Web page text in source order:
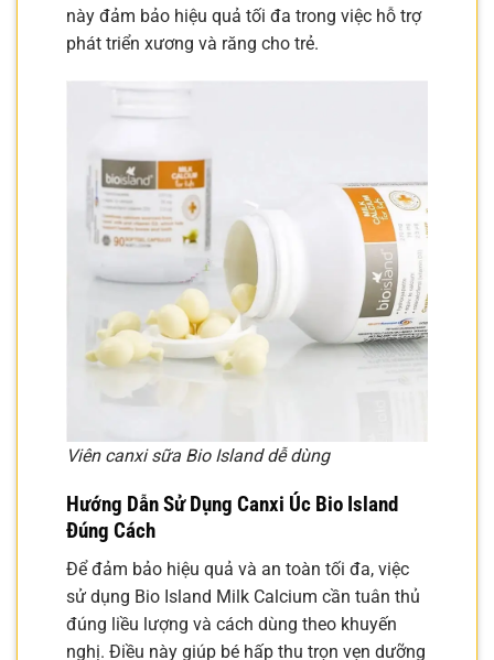
này đảm bảo hiệu quả tối đa trong việc hỗ trợ
phát triển xương và răng cho trẻ.
Viên canxi sữa Bio Island dễ dùng
Hướng Dẫn Sử Dụng Canxi Úc Bio Island
Đúng Cách
Để đảm bảo hiệu quả và an toàn tối đa, việc
sử dụng Bio Island Milk Calcium cần tuân thủ
đúng liều lượng và cách dùng theo khuyến
nghị. Điều này giúp bé hấp thu trọn vẹn dưỡng